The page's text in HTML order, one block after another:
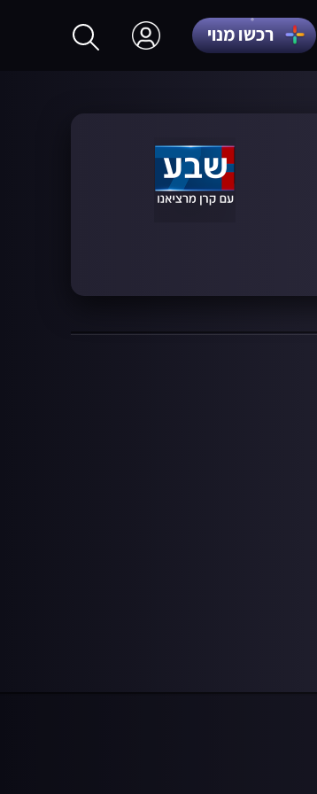
רכשו מנוי